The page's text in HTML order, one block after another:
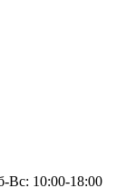
Вс: 10:00-18:00